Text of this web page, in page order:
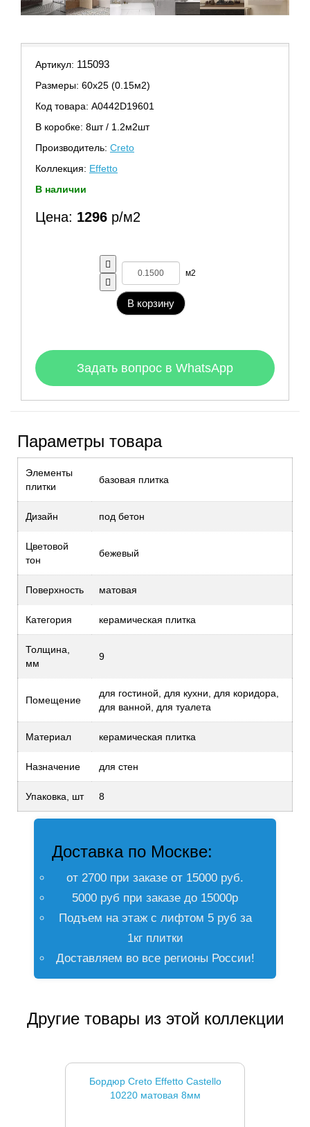
Артикул: 115093
Размеры: 60х25 (0.15м2)
Код товара: A0442D19601
В коробке: 8шт / 1.2м2шт
Производитель: Creto
Коллекция: Effetto
В наличии
Цена: 1296 р/м2
м2
В корзину
Задать вопрос в WhatsApp
Параметры товара
Элементы
плитки
базовая плитка
Дизайн под бетон
Цветовой
тон
бежевый
Поверхность матовая
Категория керамическая плитка
Толщина,
мм
9
Помещение
для гостиной, для кухни, для коридора,
для ванной, для туалета
Материал керамическая плитка
Назначение для стен
Упаковка, шт 8
Доставка по Москве:
от 2700 при заказе от 15000 руб.
5000 руб при заказе до 15000р
Подъем на этаж с лифтом 5 руб за
1кг плитки
Доставляем во все регионы России!
Другие товары из этой коллекции
Бордюр Creto Effetto Castello
10220 матовая 8мм